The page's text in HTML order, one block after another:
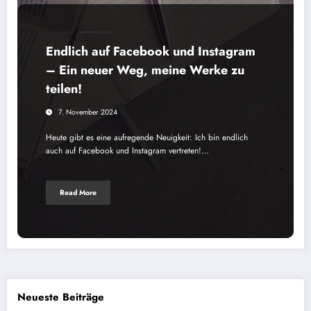
Endlich auf Facebook und Instagram
– Ein neuer Weg, meine Werke zu
teilen!
7. November 2024
Heute gibt es eine aufregende Neuigkeit: Ich bin endlich
auch auf Facebook und Instagram vertreten!…
Read More
Neueste Beiträge